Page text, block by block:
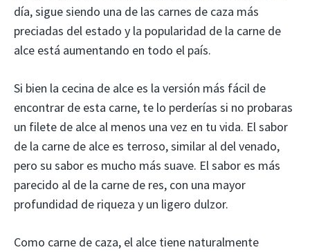
día, sigue siendo una de las carnes de caza más
preciadas del estado y la popularidad de la carne de
alce está aumentando en todo el país.
Si bien la cecina de alce es la versión más fácil de
encontrar de esta carne, te lo perderías si no probaras
un filete de alce al menos una vez en tu vida. El sabor
de la carne de alce es terroso, similar al del venado,
pero su sabor es mucho más suave. El sabor es más
parecido al de la carne de res, con una mayor
profundidad de riqueza y un ligero dulzor.
Como carne de caza, el alce tiene naturalmente